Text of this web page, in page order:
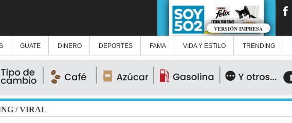
VERSIÓN IMPRESA
GUATE DINERO DEPORTES FAMA VIDA Y ESTILO TRENDING
/VIRAL